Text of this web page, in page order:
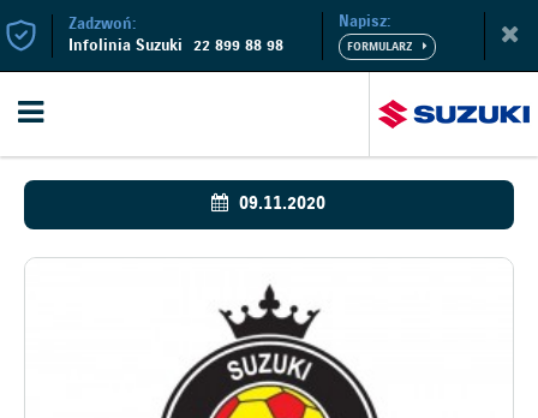
Zadzwoń:
Infolinia Suzuki 22 899 88 98
Napisz:
09.11.2020